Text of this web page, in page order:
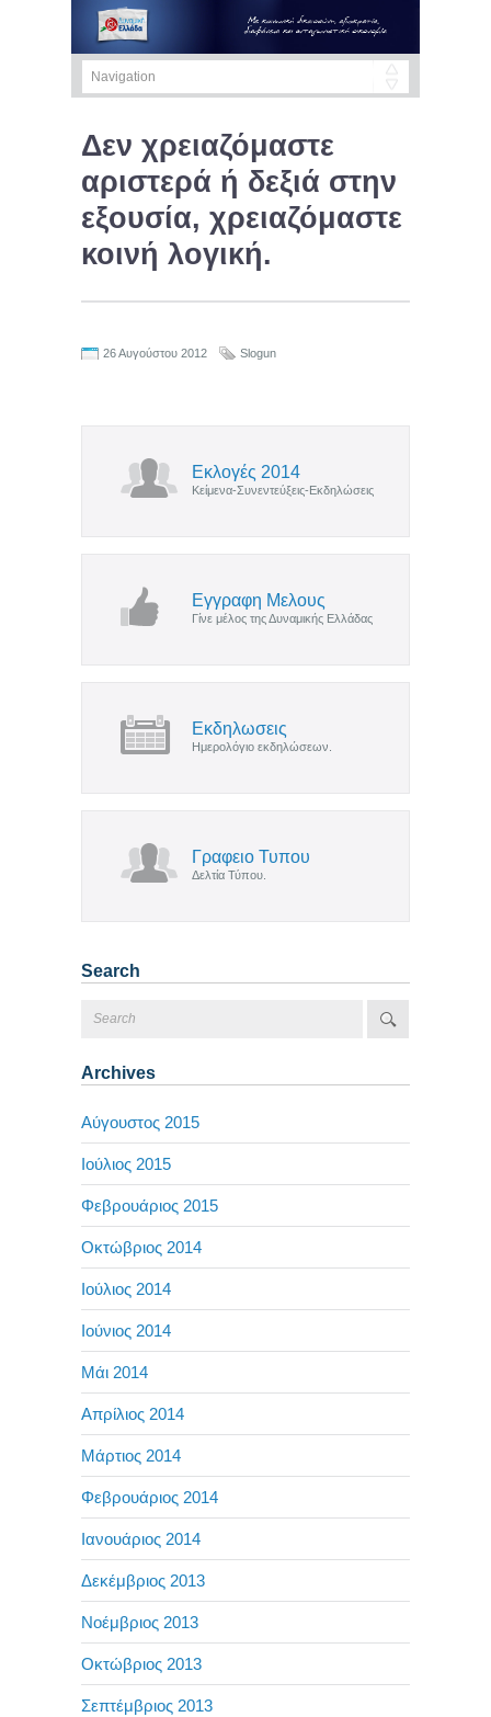
Δεν χρειαζόμαστε
αριστερά ή δεξιά στην
εξουσία, χρειαζόμαστε
κοινή λογική.
26 Αυγούστου 2012 Slogun
Εκλογές 2014
Κείμενα-Συνεντεύξεις-Εκδηλώσεις
Εγγραφη Μελους
Γίνε μέλος της Δυναμικής Ελλάδας
Εκδηλωσεις
Ημερολόγιο εκδηλώσεων.
Γραφειο Τυπου
Δελτία Τύπου.
Search
Archives
Αύγουστος 2015
Ιούλιος 2015
Φεβρουάριος 2015
Οκτώβριος 2014
Ιούλιος 2014
Ιούνιος 2014
Μάι 2014
Απρίλιος 2014
Μάρτιος 2014
Φεβρουάριος 2014
Ιανουάριος 2014
Δεκέμβριος 2013
Νοέμβριος 2013
Οκτώβριος 2013
Σεπτέμβριος 2013